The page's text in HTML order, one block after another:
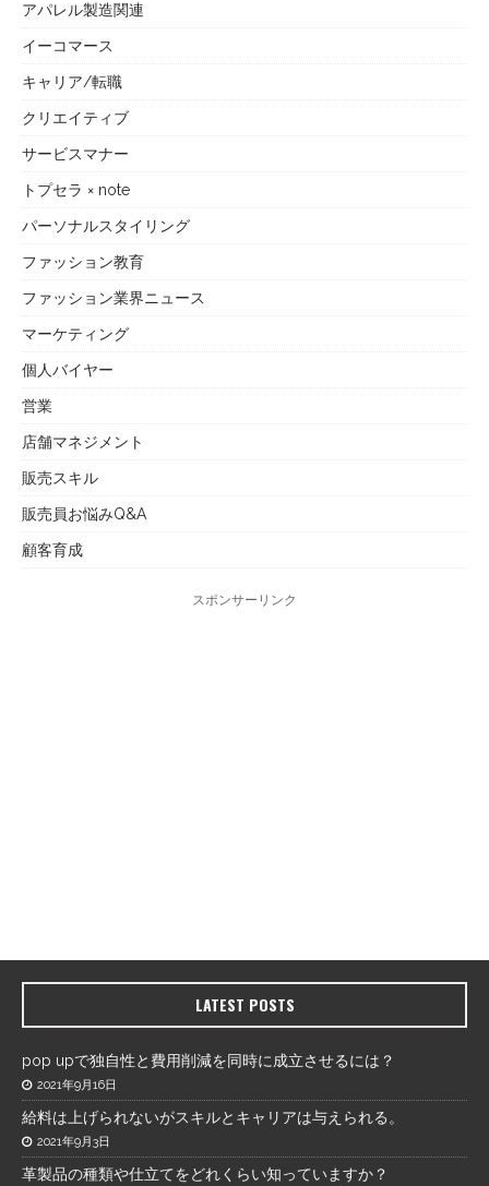
アパレル製造関連
イーコマース
キャリア/転職
クリエイティブ
サービスマナー
トプセラ × note
パーソナルスタイリング
ファッション教育
ファッション業界ニュース
マーケティング
個人バイヤー
営業
店舗マネジメント
販売スキル
販売員お悩みQ&A
顧客育成
スポンサーリンク
LATEST POSTS
pop upで独自性と費用削減を同時に成立させるには？
2021年9月16日
給料は上げられないがスキルとキャリアは与えられる。
2021年9月3日
革製品の種類や仕立てをどれくらい知っていますか？